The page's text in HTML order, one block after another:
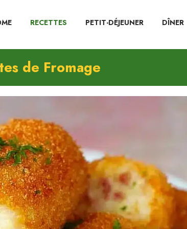
RECETTES PETIT-DÉJEUNER DÎNER
de Fromage